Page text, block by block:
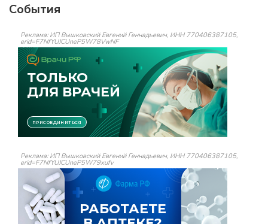
События
Реклама: ИП Вышковский Евгений Геннадьевич, ИНН 770406387105,
erid=F7NfYUJCUneP5W78VwNF
Реклама: ИП Вышковский Евгений Геннадьевич, ИНН 770406387105,
erid=F7NfYUJCUneP5W79xufv